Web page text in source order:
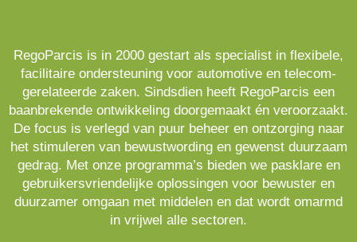
RegoParcis is in 2000 gestart als specialist in flexibele,
facilitaire ondersteuning voor automotive en telecom-
gerelateerde zaken. Sindsdien heeft RegoParcis een
baanbrekende ontwikkeling doorgemaakt én veroorzaakt.
De focus is verlegd van puur beheer en ontzorging naar
het stimuleren van bewustwording en gewenst duurzaam
gedrag. Met onze programma’s bieden we pasklare en
gebruikersvriendelijke oplossingen voor bewuster en
duurzamer omgaan met middelen en dat wordt omarmd
in vrijwel alle sectoren.